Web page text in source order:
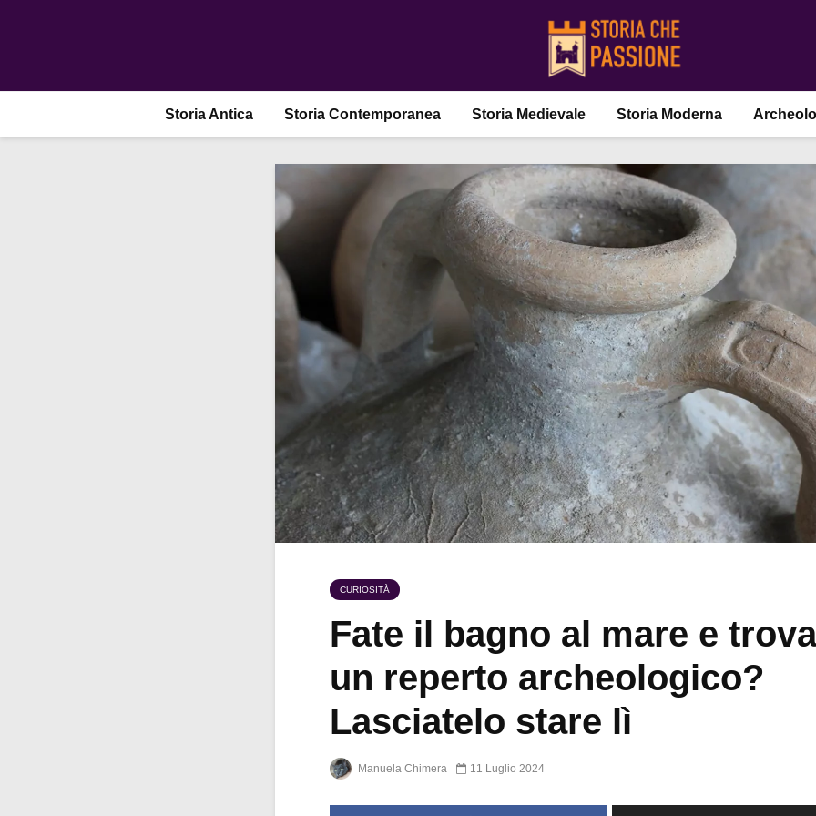
Storia Antica Storia Contemporanea Storia Medievale Storia Moderna
CURIOSITÀ
Fate il bagno al mare e
un reperto archeologico?
Lasciatelo stare lì
Manuela Chimera 11 Luglio 2024